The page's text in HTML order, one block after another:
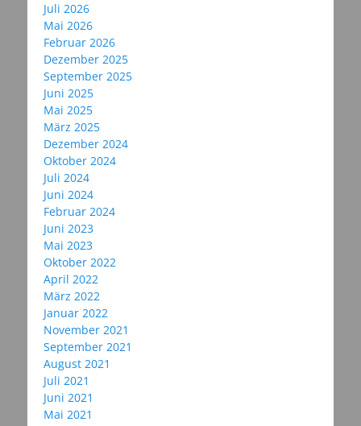
Juli 2026
Mai 2026
Februar 2026
Dezember 2025
September 2025
Juni 2025
Mai 2025
März 2025
Dezember 2024
Oktober 2024
Juli 2024
Juni 2024
Februar 2024
Juni 2023
Mai 2023
Oktober 2022
April 2022
März 2022
Januar 2022
November 2021
September 2021
August 2021
Juli 2021
Juni 2021
Mai 2021